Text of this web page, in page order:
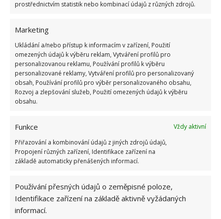
prostřednictvím statistik nebo kombinací údajů z různých zdrojů.
Marketing
Ukládání a/nebo přístup k informacím v zařízení, Použití
omezených údajů k výběru reklam, Vytváření profilů pro
personalizovanou reklamu, Používání profilů k výběru
personalizované reklamy, Vytváření profilů pro personalizovaný
obsah, Používání profilů pro výběr personalizovaného obsahu,
Rozvoj a zlepšování služeb, Použití omezených údajů k výběru
obsahu.
Funkce
Vždy aktivní
Přiřazování a kombinování údajů z jiných zdrojů údajů,
Propojení různých zařízení, Identifikace zařízení na
základě automaticky přenášených informací.
Používání přesných údajů o zeměpisné poloze,
Identifikace zařízení na základě aktivně vyžádaných
informací.
HRABOŠI PAST
Přidejte svůj názor
KOMENTOVAT
Hana Musilová
Do redakce Bydlimeutulne.cz se
přidala během svých studií a práce
rozhodla zůstat. Její v...[Více o
autorovi]